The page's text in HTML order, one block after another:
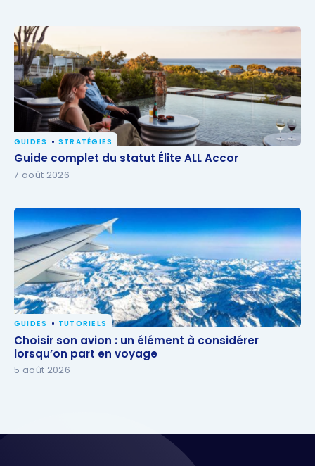
Guide complet du statut Élite ALL Accor
GUIDES STRATÉGIES
Guide complet du statut Élite ALL Accor
7 août 2026
Choisir son avion : un élément à considérer
lorsqu’on part en voyage
GUIDES TUTORIELS
Choisir son avion : un élément à considérer
lorsqu’on part en voyage
5 août 2026